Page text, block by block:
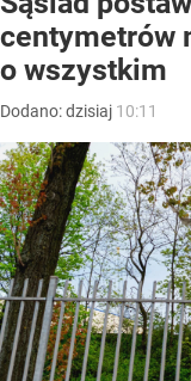
centymetrów
o wszystkim
Dodano:dzisiaj 10:11